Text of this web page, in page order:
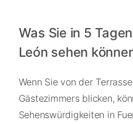
Was Sie in 5
León sehen
Wenn Sie von der
Gästezimmers blicken,
Sehenswürdigkeiten in